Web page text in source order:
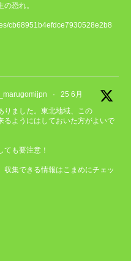
恐れ。
cb68951b4efdce7930528e2b8
·
25 6月
りました。東北地域、この
るようにはしておいた方がよいで
ても要注意！
収集できる情報はこまめにチェッ